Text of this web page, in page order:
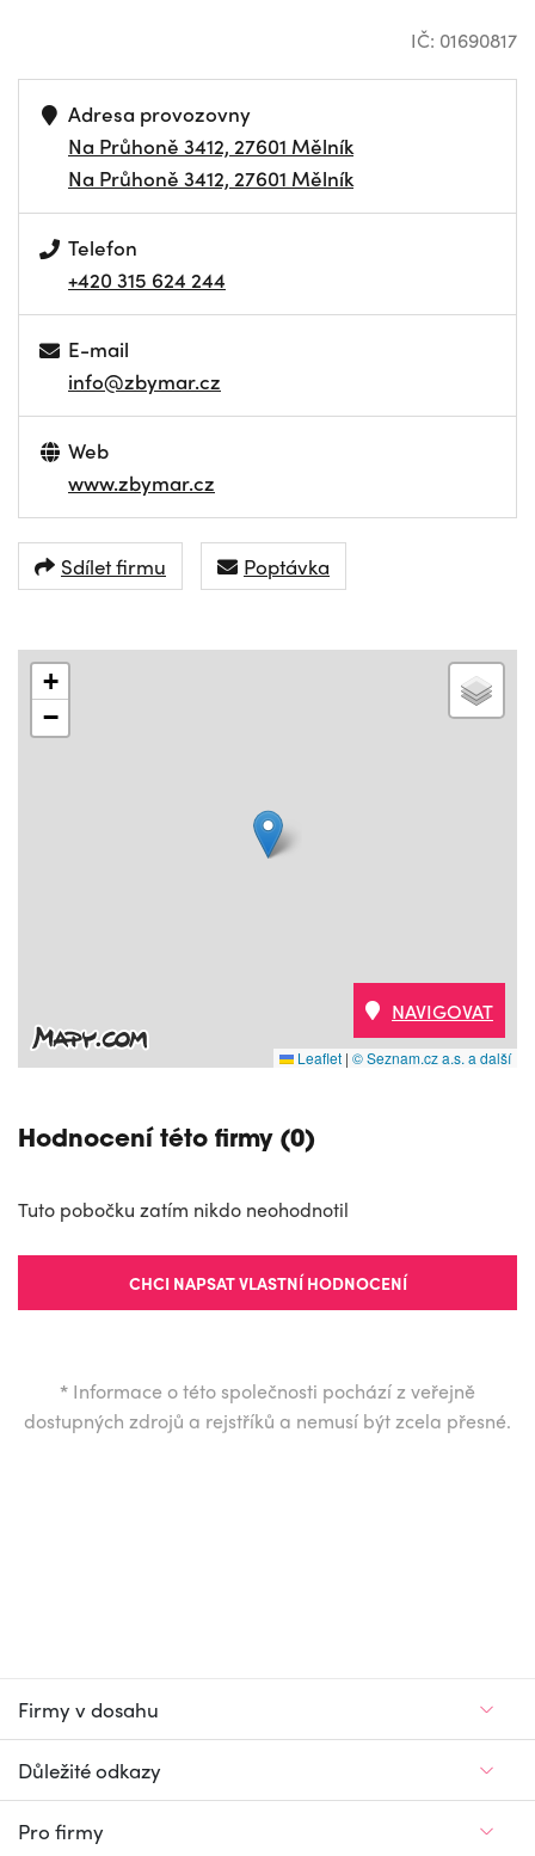
IČ: 01690817
Adresa provozovny
Na Průhoně 3412, 27601 Mělník
Na Průhoně 3412, 27601 Mělník
Telefon
+420 315 624 244
E-mail
info@zbymar.cz
Web
www.zbymar.cz
Sdílet firmu Poptávka
+
−
Leaflet | © Seznam.cz a.s. a další
NAVIGOVAT
Hodnocení této firmy (0)
Tuto pobočku zatím nikdo neohodnotil
CHCI NAPSAT VLASTNÍ HODNOCENÍ
* Informace o této společnosti pochází z veřejně
dostupných zdrojů a rejstříků a nemusí být zcela přesné.
Firmy v dosahu
Důležité odkazy
Pro firmy